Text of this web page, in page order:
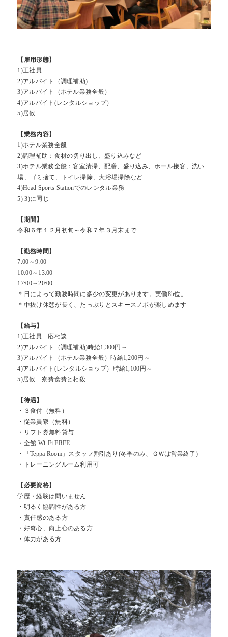
【雇用形態】
1)正社員
2)アルバイト（調理補助)
3)アルバイト（ホテル業務全般）
4)アルバイト(レンタルショップ）
5)居候
【業務内容】
1)ホテル業務全般
2)調理補助：食材の切り出し、盛り込みなど
3)ホテル業務全般：客室清掃、配膳、盛り込み、ホール接客、洗い
場、ゴミ捨て、トイレ掃除、大浴場掃除など
4)Head Sports Stationでのレンタル業務
5) 3)に同じ
【期間】
令和６年１２月初旬～令和７年３月末まで
【勤務時間】
7:00～9:00
10:00～13:00
17:00～20:00
＊日によって勤務時間に多少の変更があります。実働8h位。
＊中抜け休憩が長く、たっぷりとスキースノボが楽しめます
【給与】
1)正社員 応相談
2)アルバイト（調理補助)時給1,300円～
3)アルバイト（ホテル業務全般）時給1,200円～
4)アルバイト(レンタルショップ）時給1,100円～
5)居候 寮費食費と相殺
【待遇】
・３食付（無料）
・従業員寮（無料）
・リフト券無料貸与
・全館 Wi-Fi FREE
・「Teppa Room」スタッフ割引あり(冬季のみ、ＧＷは営業終了)
・トレーニングルーム利用可
【必要資格】
学歴・経験は問いません
・明るく協調性がある方
・責任感のある方
・好奇心、向上心のある方
・体力がある方